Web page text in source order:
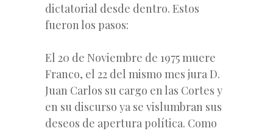
dictatorial desde dentro. Estos
fueron los pasos:
El 20 de Noviembre de 1975 muere
Franco, el 22 del mismo mes jura D.
Juan Carlos su cargo en las Cortes y
en su discurso ya se vislumbran sus
deseos de apertura política. Como